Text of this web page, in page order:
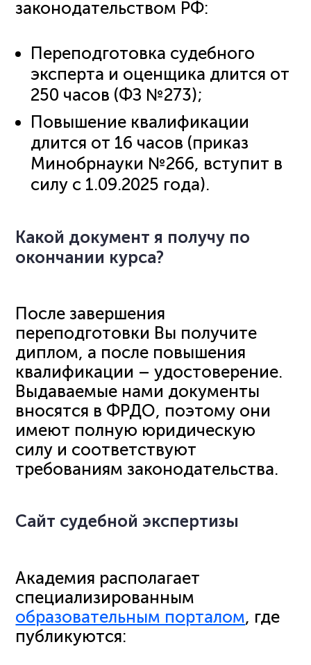
законодательством РФ:
Переподготовка судебного
эксперта и оценщика длится от
250 часов (ФЗ №273);
Повышение квалификации
длится от 16 часов (приказ
Минобрнауки №266, вступит в
силу с 1.09.2025 года).
Какой документ я получу по
окончании курса?
После завершения
переподготовки Вы получите
диплом, а после повышения
квалификации – удостоверение.
Выдаваемые нами документы
вносятся в ФРДО, поэтому они
имеют полную юридическую
силу и соответствуют
требованиям законодательства.
Сайт судебной экспертизы
Академия располагает
специализированным
образовательным порталом, где
публикуются: